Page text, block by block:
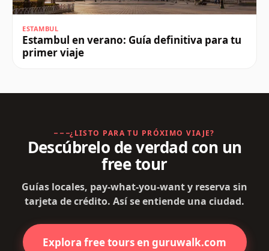
ESTAMBUL
Estambul en verano: Guía definitiva para tu
primer viaje
¿LISTO PARA TU PRÓXIMO VIAJE?
Descúbrelo de verdad con un
free tour
Guías locales, pay-what-you-want y reserva sin
tarjeta de crédito. Así se entiende una ciudad.
Explora free tours en guruwalk.com